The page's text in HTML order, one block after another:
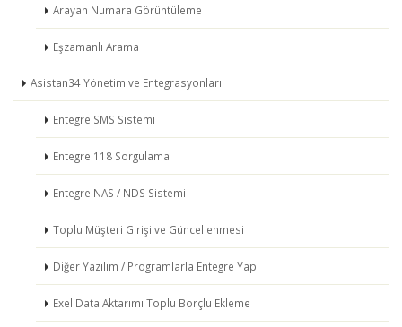
Arayan Numara Görüntüleme
Eşzamanlı Arama
Asistan34 Yönetim ve Entegrasyonları
Entegre SMS Sistemi
Entegre 118 Sorgulama
Entegre NAS / NDS Sistemi
Toplu Müşteri Girişi ve Güncellenmesi
Diğer Yazılım / Programlarla Entegre Yapı
Exel Data Aktarımı Toplu Borçlu Ekleme